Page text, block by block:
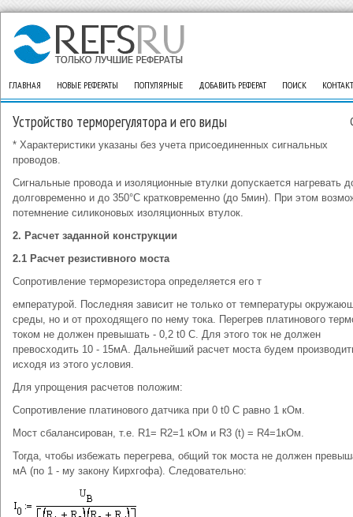
ГЛАВНАЯ НОВЫЕ РЕФЕРАТЫ ПОПУЛЯРНЫЕ ДОБАВИТЬ РЕФЕРАТ ПОИСК
Устройство терморегулятора и его виды
* Характеристики указаны без учета присоединенных сигнальных
проводов.
Сигнальные провода и изоляционные втулки допускается нагревать
долговременно и до 350°С кратковременно (до 5мин). При этом
потемнение силиконовых изоляционных втулок.
2. Расчет заданной конструкции
2.1 Расчет резистивного моста
Сопротивление терморезистора определяется его т
емпературой. Последняя зависит не только от температуры
среды, но и от проходящего по нему тока. Перегрев платинового
током не должен превышать - 0,2 t0 С. Для этого ток не должен
превосходить 10 - 15мА. Дальнейший расчет моста будем
исходя из этого условия.
Для упрощения расчетов положим:
Сопротивление платинового датчика при 0 t0 С равно 1 кОм.
Мост сбалансирован, т.е. R1= R2=1 кОм и R3 (t) = R4=1кОм.
Тогда, чтобы избежать перегрева, общий ток моста не должен
мА (по 1 - му закону Кирхгофа). Следовательно: